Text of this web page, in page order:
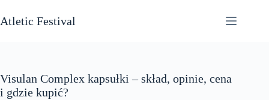
do
treści
Atletic Festival
Visulan Complex kapsułki – skład, opinie, cena
i gdzie kupić?